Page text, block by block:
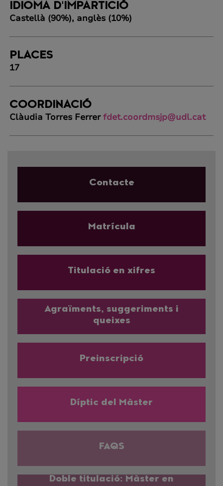
IDIOMA D'IMPARTICIÓ
Castellà (90%), anglès (10%)
PLACES
17
COORDINACIÓ
Clàudia Torres Ferrerfdet.coordmsjp@udl.cat
Contacte
Matrícula
Titulació en xifres
Agraïments, suggeriments i
queixes
Preinscripció
Díptic del Màster
FAQS
Doble titulació: Màster en